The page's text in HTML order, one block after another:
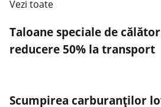
Vezi toate
Taloane speciale de
reducere 50% la transport
Scumpirea carburanților